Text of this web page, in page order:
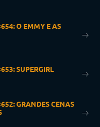
O EMMY E AS
SUPERGIRL
GRANDES CENAS